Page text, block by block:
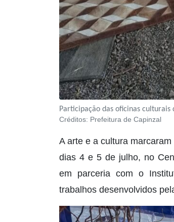
Participação das oficinas
Créditos: Prefeitura de Capinzal
A arte e a cultura
dias 4 e 5 de julho, no
em parceria com o
trabalhos desenvolvidos